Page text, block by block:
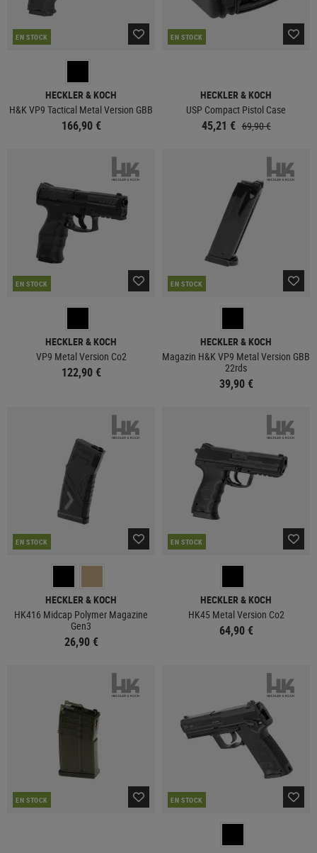
EN STOCK
HECKLER & KOCH
H&K VP9 Tactical Metal Version GBB
166,90 €
EN STOCK
HECKLER & KOCH
USP Compact Pistol Case
45,21 € 69,90 €
EN STOCK
HECKLER & KOCH
VP9 Metal Version Co2
122,90 €
EN STOCK
HECKLER & KOCH
Magazin H&K VP9 Metal Version GBB
22rds
39,90 €
EN STOCK
HECKLER & KOCH
HK416 Midcap Polymer Magazine
Gen3
26,90 €
EN STOCK
HECKLER & KOCH
HK45 Metal Version Co2
64,90 €
EN STOCK EN STOCK